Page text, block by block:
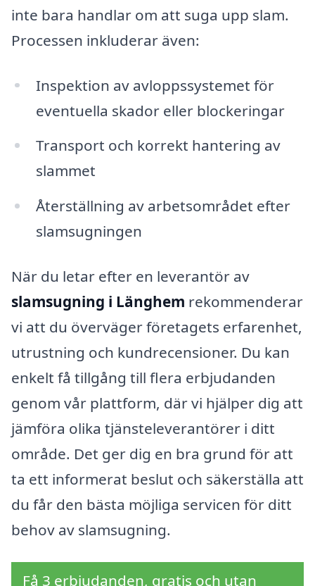
inte bara handlar om att suga upp slam.
Processen inkluderar även:
Inspektion av avloppssystemet för
eventuella skador eller blockeringar
Transport och korrekt hantering av
slammet
Återställning av arbetsområdet efter
slamsugningen
När du letar efter en leverantör av
slamsugning i Länghem rekommenderar
vi att du överväger företagets erfarenhet,
utrustning och kundrecensioner. Du kan
enkelt få tillgång till flera erbjudanden
genom vår plattform, där vi hjälper dig att
jämföra olika tjänsteleverantörer i ditt
område. Det ger dig en bra grund för att
ta ett informerat beslut och säkerställa att
du får den bästa möjliga servicen för ditt
behov av slamsugning.
Få 3 erbjudanden, gratis och utan